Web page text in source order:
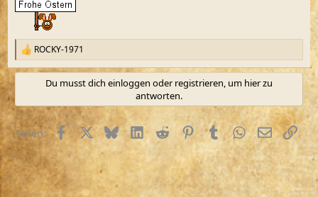
R
e
a
i
n
ROCKY-1971
Du musst dich einloggen oder registrieren, um hier zu
antworten.
Teilen: FacebookX (Twitter)
BlueskyLinkedIn
RedditPinterestTumblrWhatsApp
E-MailLink